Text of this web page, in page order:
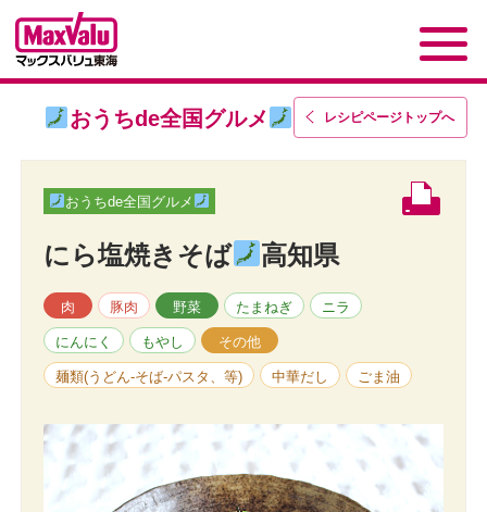
レシピページトップへ
おうちde全国グルメ
おうちde全国グルメ
にら塩焼きそば 高知県
肉 豚肉 野菜 たまねぎ ニラ
にんにく もやし その他
麺類(うどん-そば-パスタ、等) 中華だし ごま油